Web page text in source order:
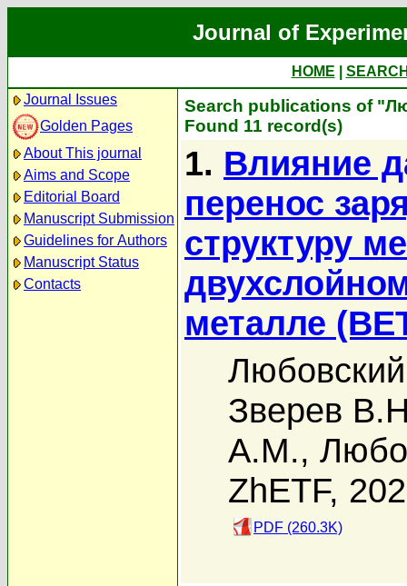
Journal of
HOME
Journal Issues
Golden Pages
About This journal
Aims and Scope
Editorial Board
Manuscript Submission
Guidelines for Authors
Manuscript Status
Contacts
Search publications of
Found 11 record(s)
1. Влияние
перенос
структуру
металле
Зверев
А.М.,
ZhETF,
PDF (260.3K)